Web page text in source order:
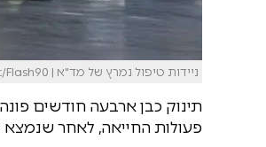
ניידות טיפול נמרץ של מד"א | Nati Shohat/Flash90
תינוק כבן ארבעה חודשים
פעולות החייאה, לאחר שנמצא